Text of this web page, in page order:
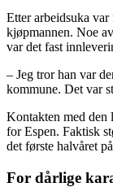
Etter arbeidsuka
kjøpmannen. Noe
var det fast
– Jeg tror han var
kommune. Det var
Kontakten med den
for Espen. Faktisk
det første halvåret
For dårlige